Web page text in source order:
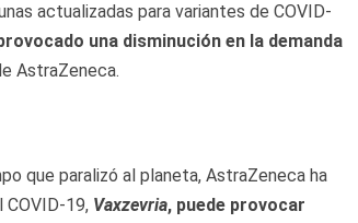
actualizadas para variantes de COVID-
una disminución en la demanda
AstraZeneca.
que paralizó al planeta, AstraZeneca ha
COVID-19, Vaxzevria, puede provocar